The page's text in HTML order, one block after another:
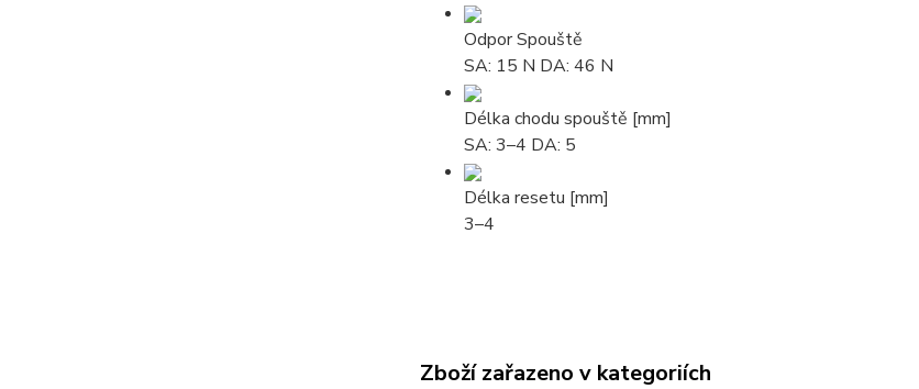
Odpor Spouště
SA: 15 N DA: 46 N
Délka chodu spouště [mm]
SA: 3–4 DA: 5
Délka resetu [mm]
3–4
Zboží zařazeno v kategoriích